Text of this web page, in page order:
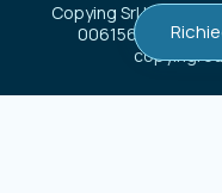
Copying Srl | Capitale
00615600137 |